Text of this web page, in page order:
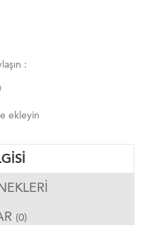
:
ekleyin
(0)